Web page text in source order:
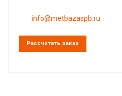
info@metbazaspb.ru
Рассчитать заказ